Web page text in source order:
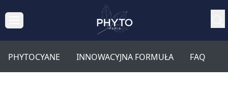
PHYTOCYANE INNOWACYJNA FORMUŁA FAQ